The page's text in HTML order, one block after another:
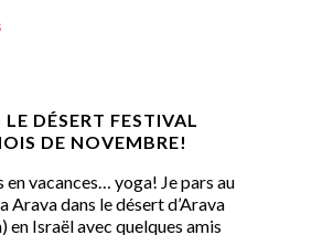
DÉSERT FESTIVAL
DE NOVEMBRE!
en vacances… yoga! Je pars au
Arava dans le désert d’Arava
en Israël avec quelques amis